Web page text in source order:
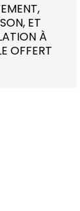
ET
À
OFFERT